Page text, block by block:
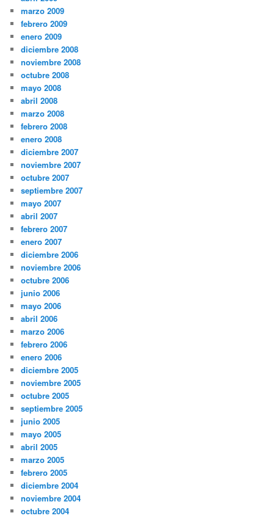
marzo 2009
febrero 2009
enero 2009
diciembre 2008
noviembre 2008
octubre 2008
mayo 2008
abril 2008
marzo 2008
febrero 2008
enero 2008
diciembre 2007
noviembre 2007
octubre 2007
septiembre 2007
mayo 2007
abril 2007
febrero 2007
enero 2007
diciembre 2006
noviembre 2006
octubre 2006
junio 2006
mayo 2006
abril 2006
marzo 2006
febrero 2006
enero 2006
diciembre 2005
noviembre 2005
octubre 2005
septiembre 2005
junio 2005
mayo 2005
abril 2005
marzo 2005
febrero 2005
diciembre 2004
noviembre 2004
octubre 2004